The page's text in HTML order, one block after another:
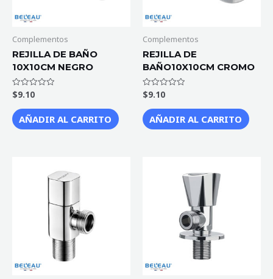
Complementos
REJILLA DE BAÑO
10X10CM NEGRO
Valorado
con
de
5
$9.10
AÑADIR AL CARRITO
Complementos
REJILLA DE
BAÑO10X10CM CROMO
Valorado
con
de
5
$9.10
AÑADIR AL CARRITO